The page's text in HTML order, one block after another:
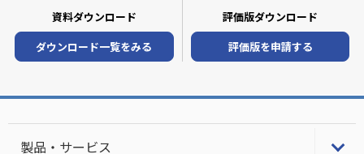
資料ダウンロード
ダウンロード一覧をみる
評価版ダウンロード
評価版を申請する
製品・サービス